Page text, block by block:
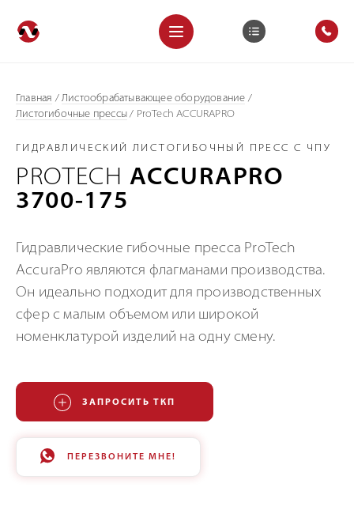
Главная /Листообрабатывающее оборудование /
Листогибочные прессы / ProTech ACCURAPRO
ГИДРАВЛИЧЕСКИЙ ЛИСТОГИБОЧНЫЙ ПРЕСС С ЧПУ
PROTECHACCURAPRO
3700-175
Гидравлические гибочные пресса ProTech
AccuraPro являются флагманами производства.
Он идеально подходит для производственных
сфер с малым объемом или широкой
номенклатурой изделий на одну смену.
ЗАПРОСИТЬ ТКП
ПЕРЕЗВОНИТЕ МНЕ!